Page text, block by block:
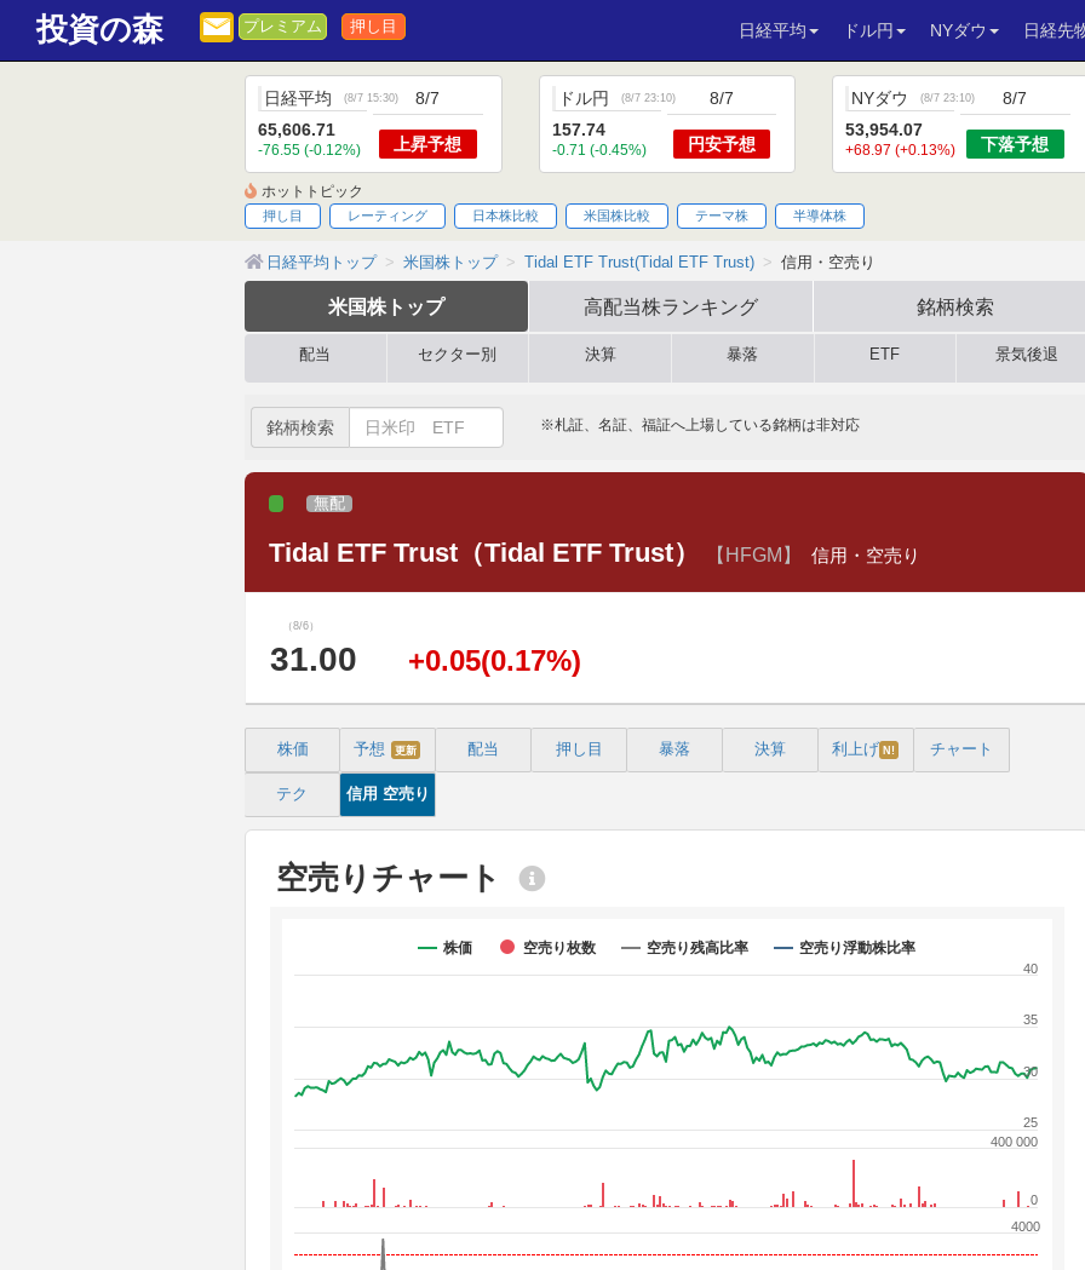
投資の森 プレミアム 押し目 日経平均 ドル円 NYダウ 日経先
日経平均 (8/7 15:30)
65,606.71
-76.55 (-0.12%)
8/7
上昇予想
ドル円 (8/7 23:10)
157.74
-0.71 (-0.45%)
8/7
円安予想
NYダウ (8/7 23:10)
53,954.07
+68.97 (+0.13%)
8/7
下落予想
ホットトピック
押し目 レーティング 日本株比較 米国株比較 テーマ株 半導体株
日経平均トップ 米国株トップ Tidal ETF Trust(Tidal ETF Trust) 信用・空売り
米国株 トップ 高配当株ランキング 銘柄検索
配当 セクター別 決算 暴落 ETF 景気後退
銘柄検索 ※札証、名証、福証へ上場している銘柄は非対応
無配
Tidal ETF Trust（Tidal ETF Trust） 【HFGM】 信用・空売り
（8/6）
31.00 +0.05(0.17%)
株価 予想 更新 配当 押し目 暴落 決算 利上げ N! チャート
テク 信用 空売り
空売りチャート
株価 空売り枚数 空売り残高比率 空売り浮動株比率
25
30
35
40
0
400 000
4000